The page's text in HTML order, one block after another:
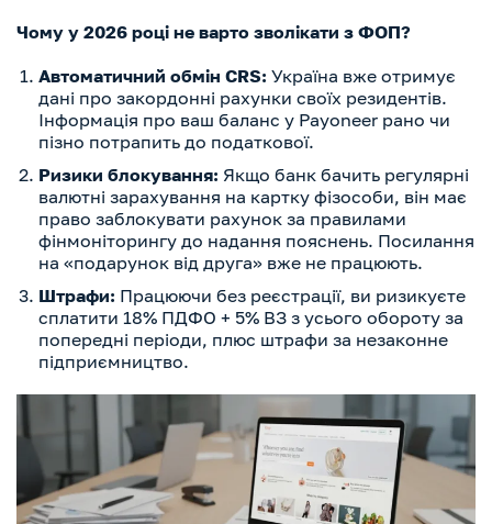
Чому у 2026 році не варто зволікати з ФОП?
Автоматичний обмін CRS: Україна вже отримує
дані про закордонні рахунки своїх резидентів.
Інформація про ваш баланс у Payoneer рано чи
пізно потрапить до податкової.
Ризики блокування: Якщо банк бачить регулярні
валютні зарахування на картку фізособи, він має
право заблокувати рахунок за правилами
фінмоніторингу до надання пояснень. Посилання
на «подарунок від друга» вже не працюють.
Штрафи: Працюючи без реєстрації, ви ризикуєте
сплатити 18% ПДФО + 5% ВЗ з усього обороту за
попередні періоди, плюс штрафи за незаконне
підприємництво.